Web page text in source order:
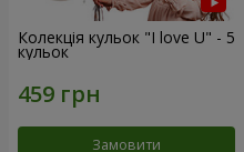
Колекція кульок "I love U" - 5
кульок
Замовити